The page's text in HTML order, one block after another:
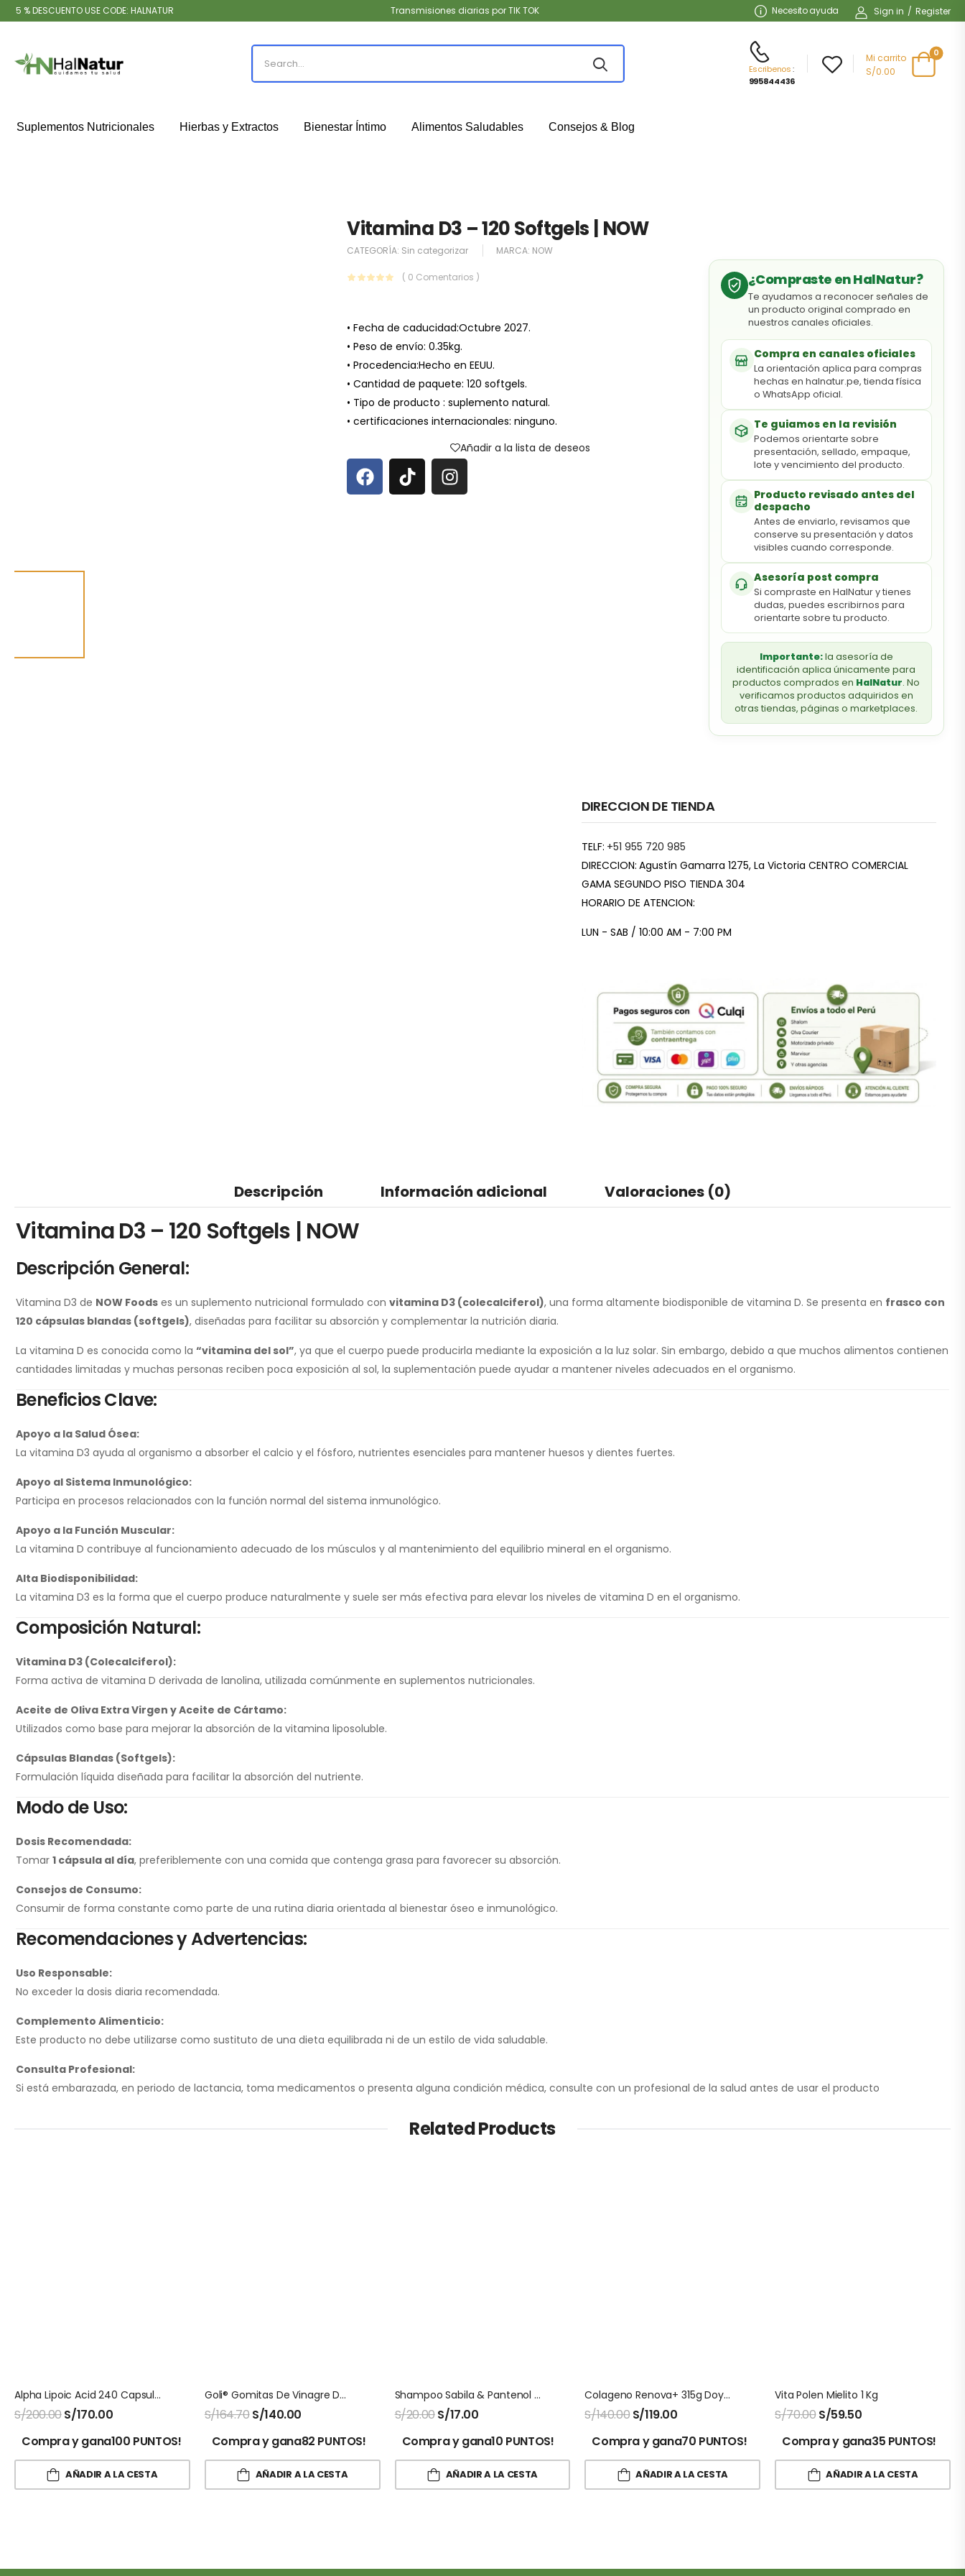
5 % DESCUENTO USE CODE: HALNATUR Transmisiones diarias por TIK TOK Necesito ayuda Sign in / Register
Escribenos:
995844436
Mi carrito
S/0.00
0
Suplementos Nutricionales Hierbas y Extractos Bienestar Íntimo Alimentos Saludables Consejos & Blog
Vitamina D3 – 120 Softgels | NOW
CATEGORÍA: Sin categorizar MARCA: NOW
( 0 Comentarios )
• Fecha de caducidad:Octubre 2027.
• Peso de envío: 0.35kg.
• Procedencia:Hecho en EEUU.
• Cantidad de paquete: 120 softgels.
• Tipo de producto : suplemento natural.
• certificaciones internacionales: ninguno.
Añadir a la lista de deseos
¿Compraste en HalNatur?
Te ayudamos a reconocer señales de
un producto original comprado en
nuestros canales oficiales.
Compra en canales oficiales
La orientación aplica para compras
hechas en halnatur.pe, tienda física
o WhatsApp oficial.
Te guiamos en la revisión
Podemos orientarte sobre
presentación, sellado, empaque,
lote y vencimiento del producto.
Producto revisado antes del
despacho
Antes de enviarlo, revisamos que
conserve su presentación y datos
visibles cuando corresponde.
Asesoría post compra
Si compraste en HalNatur y tienes
dudas, puedes escribirnos para
orientarte sobre tu producto.
Importante:la asesoría de
identificación aplica únicamente para
productos comprados en HalNatur. No
verificamos productos adquiridos en
otras tiendas, páginas o marketplaces.
DIRECCION DE TIENDA
TELF: +51 955 720 985
DIRECCION: Agustín Gamarra 1275, La Victoria CENTRO COMERCIAL
GAMA SEGUNDO PISO TIENDA 304
HORARIO DE ATENCION:
LUN - SAB / 10:00 AM - 7:00 PM
Descripción Información adicional Valoraciones (0)
Vitamina D3 – 120 Softgels | NOW
Descripción General:
Vitamina D3 de NOW Foods es un suplemento nutricional formulado con vitamina D3 (colecalciferol), una forma altamente biodisponible de vitamina D. Se presenta en frasco con
120 cápsulas blandas (softgels), diseñadas para facilitar su absorción y complementar la nutrición diaria.
La vitamina D es conocida como la “vitamina del sol”, ya que el cuerpo puede producirla mediante la exposición a la luz solar. Sin embargo, debido a que muchos alimentos contienen
cantidades limitadas y muchas personas reciben poca exposición al sol, la suplementación puede ayudar a mantener niveles adecuados en el organismo.
Beneficios Clave:
Apoyo a la Salud Ósea:
La vitamina D3 ayuda al organismo a absorber el calcio y el fósforo, nutrientes esenciales para mantener huesos y dientes fuertes.
Apoyo al Sistema Inmunológico:
Participa en procesos relacionados con la función normal del sistema inmunológico.
Apoyo a la Función Muscular:
La vitamina D contribuye al funcionamiento adecuado de los músculos y al mantenimiento del equilibrio mineral en el organismo.
Alta Biodisponibilidad:
La vitamina D3 es la forma que el cuerpo produce naturalmente y suele ser más efectiva para elevar los niveles de vitamina D en el organismo.
Composición Natural:
Vitamina D3 (Colecalciferol):
Forma activa de vitamina D derivada de lanolina, utilizada comúnmente en suplementos nutricionales.
Aceite de Oliva Extra Virgen y Aceite de Cártamo:
Utilizados como base para mejorar la absorción de la vitamina liposoluble.
Cápsulas Blandas (Softgels):
Formulación líquida diseñada para facilitar la absorción del nutriente.
Modo de Uso:
Dosis Recomendada:
Tomar 1 cápsula al día, preferiblemente con una comida que contenga grasa para favorecer su absorción.
Consejos de Consumo:
Consumir de forma constante como parte de una rutina diaria orientada al bienestar óseo e inmunológico.
Recomendaciones y Advertencias:
Uso Responsable:
No exceder la dosis diaria recomendada.
Complemento Alimenticio:
Este producto no debe utilizarse como sustituto de una dieta equilibrada ni de un estilo de vida saludable.
Consulta Profesional:
Si está embarazada, en periodo de lactancia, toma medicamentos o presenta alguna condición médica, consulte con un profesional de la salud antes de usar el producto
Related Products
Alpha Lipoic Acid 240 Capsulas Nutricost
S/200.00S/170.00
Compra y gana100 PUNTOS!
AÑADIR A LA CESTA
Goli® Gomitas De Vinagre De Sidra De Manzana – 60 Gomitas
S/164.70S/140.00
Compra y gana82 PUNTOS!
AÑADIR A LA CESTA
Shampoo Sabila & Pantenol Beia
S/20.00S/17.00
Compra y gana10 PUNTOS!
AÑADIR A LA CESTA
Colageno Renova+ 315g Doypack
S/140.00 S/119.00
Compra y gana70 PUNTOS!
AÑADIR A LA CESTA
Vita Polen Mielito 1 Kg
S/70.00 S/59.50
Compra y gana35 PUNTOS!
AÑADIR A LA CESTA